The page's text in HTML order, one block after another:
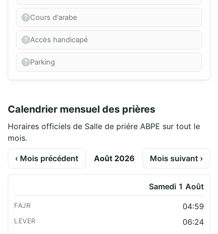
Cours d'arabe
Accès handicapé
Parking
Calendrier mensuel des prières
Horaires officiels de Salle de priére ABPE sur tout le
mois.
‹ Mois précédent Août 2026 Mois suivant ›
Samedi 1 Août
04:59
06:24